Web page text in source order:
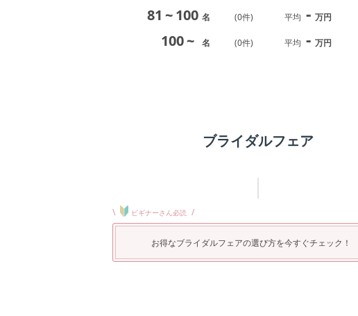
81 ~ 100 名 (0件) 平均 - 万円
100~ 名 (0件) 平均 - 万円
ブライダルフェア
\ ビギナーさん必読 /
お得なブライダルフェアの選び方を今すぐチェック！